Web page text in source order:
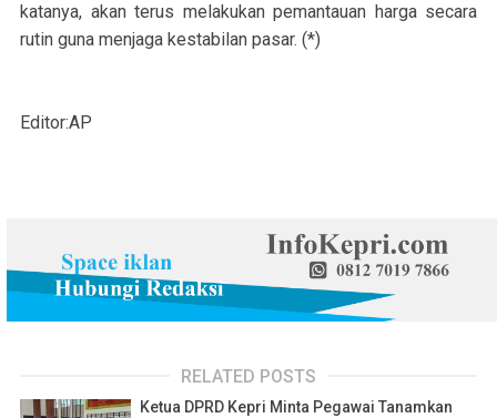
katanya, akan terus melakukan pemantauan harga secara
rutin guna menjaga kestabilan pasar. (*)
Editor:AP
RELATED POSTS
Ketua DPRD Kepri Minta Pegawai Tanamkan